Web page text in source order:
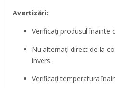
Avertizări:
Verificați produsul înainte
Nu alternați direct de la
invers.
Verificați temperatura